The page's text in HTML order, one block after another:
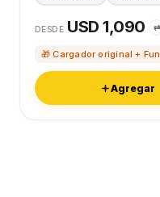
DESDE USD 1,090 ⇄
🎁 Cargador original +
Agregar